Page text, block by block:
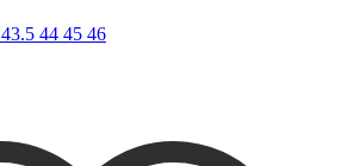
43.5 44 45 46